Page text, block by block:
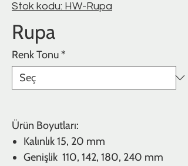
Stok kodu: HW-Rupa
Rupa
Renk Tonu*
Ürün Boyutları:
Kalınlık15, 20 mm
Genişlik 110, 142, 180, 240 mm